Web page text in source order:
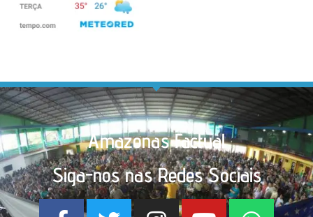
Amazonas Factual
Siga-nos nas Redes Sociais